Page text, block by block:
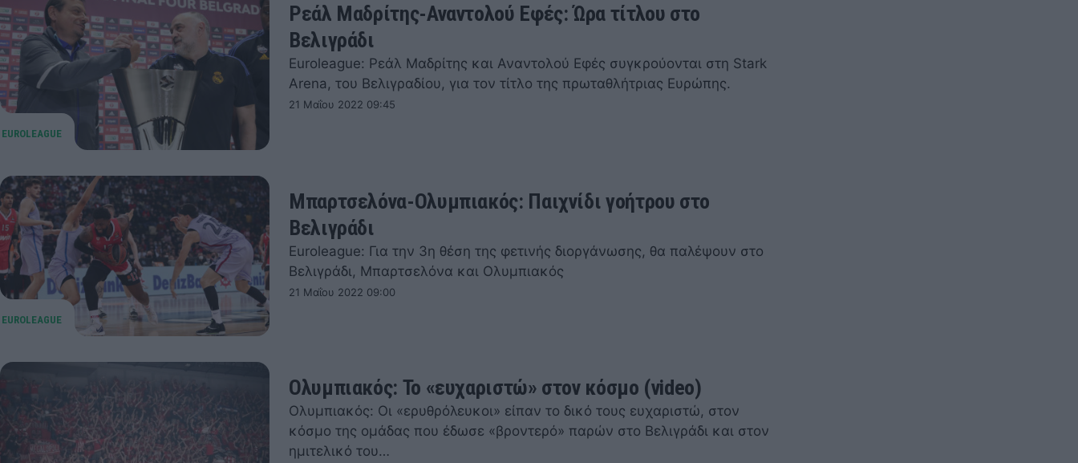
Ρεάλ Μαδρίτης-Αναντολού Εφές: Ώρα τίτλου στο
Βελιγράδι
Euroleague: Ρεάλ Μαδρίτης και Αναντολού Εφές συγκρούονται στη Stark
Arena, του Βελιγραδίου, για τον τίτλο της πρωταθλήτριας Ευρώπης.
21 Μαΐου 2022 09:45
Μπαρτσελόνα-Ολυμπιακός: Παιχνίδι γοήτρου στο
Βελιγράδι
Euroleague: Για την 3η θέση της φετινής διοργάνωσης, θα παλέψουν στο
Βελιγράδι, Μπαρτσελόνα και Ολυμπιακός
21 Μαΐου 2022 09:00
Ολυμπιακός: Το «ευχαριστώ» στον κόσμο (video)
Ολυμπιακός: Οι «ερυθρόλευκοι» είπαν το δικό τους ευχαριστώ, στον
κόσμο της ομάδας που έδωσε «βροντερό» παρών στο Βελιγράδι και στον
ημιτελικό του…